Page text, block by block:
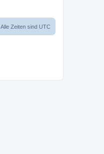
Alle Zeiten sind UTC